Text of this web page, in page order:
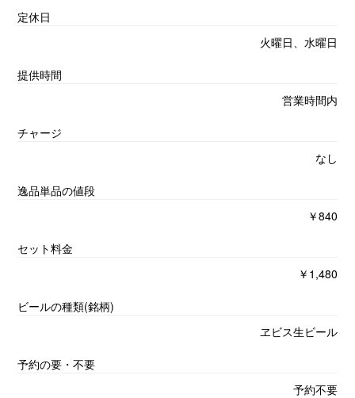
定休日
火曜日、水曜日
提供時間
営業時間内
チャージ
なし
逸品単品の値段
￥840
セット料金
￥1,480
ビールの種類(銘柄)
ヱビス生ビール
予約の要・不要
予約不要